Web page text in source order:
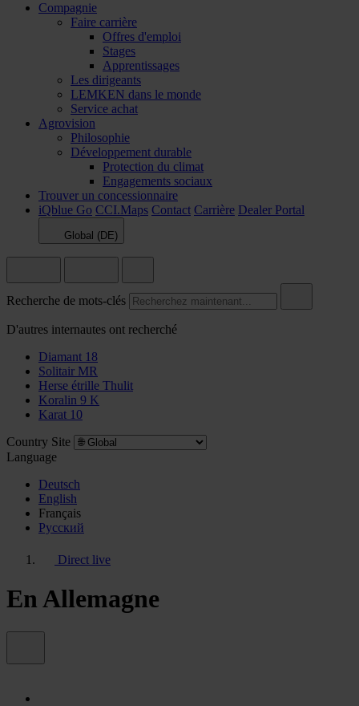
Compagnie
Faire carrière
Offres d'emploi
Stages
Apprentissages
Les dirigeants
LEMKEN dans le monde
Service achat
Agrovision
Philosophie
Développement durable
Protection du climat
Engagements sociaux
Trouver un concessionnaire
iQblue Go CCI.Maps Contact Carrière Dealer Portal
Global (DE)
Recherche de mots-clés
D'autres internautes ont recherché
Diamant 18
Solitair MR
Herse étrille Thulit
Koralin 9 K
Karat 10
Country Site
Language
Deutsch
English
Français
Pусский
Direct live
En Allemagne